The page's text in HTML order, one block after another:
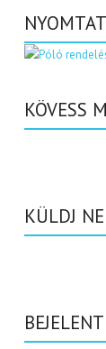
KÖVESS
KÜLDJ